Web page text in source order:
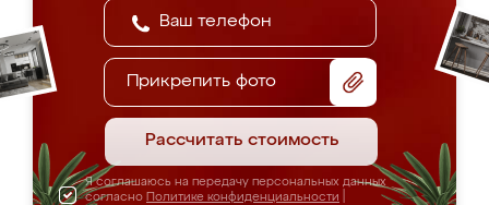
Прикрепить фото
Рассчитать стоимость
Я соглашаюсь на передачу персональных данных
согласно Политике конфиденциальности